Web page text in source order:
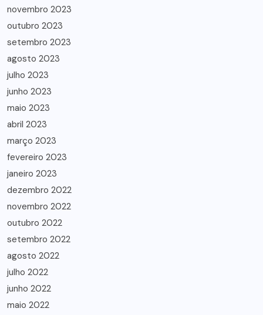
novembro 2023
outubro 2023
setembro 2023
agosto 2023
julho 2023
junho 2023
maio 2023
abril 2023
março 2023
fevereiro 2023
janeiro 2023
dezembro 2022
novembro 2022
outubro 2022
setembro 2022
agosto 2022
julho 2022
junho 2022
maio 2022